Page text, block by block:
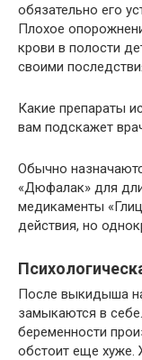
обязательно его
Плохое
крови в полости
своими
Какие препараты
вам подскажет
Обычно
«Дюфалак» для
медикаменты
действия, но
После выкидыша
замыкаются в
беременности
обстоит еще